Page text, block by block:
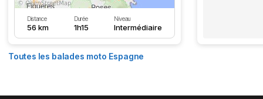
Distance
56 km
Durée
1h15
Niveau
Intermédiaire
Toutes les balades moto Espagne